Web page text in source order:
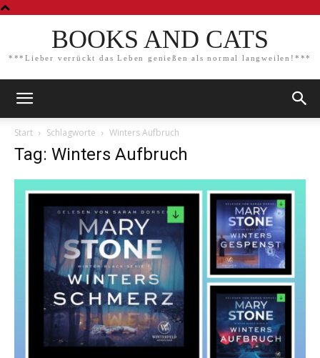
BOOKS AND CATS
***Lieber verrückt das Leben genießen als normal langweilen!***
Start Schlagworte Winters Aufbruch
Tag: Winters Aufbruch